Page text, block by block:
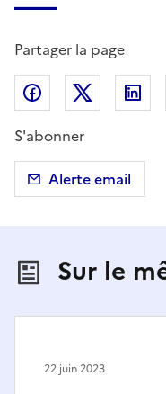
Partager la page
Partager sur
S'abonner
Alerte email
Sur le
22 juin 2023